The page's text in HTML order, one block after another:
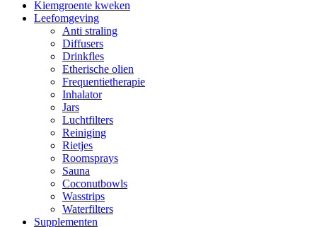
Kiemgroente kweken
Leefomgeving
Anti straling
Diffusers
Drinkfles
Etherische olien
Frequentietherapie
Inhalator
Jars
Luchtfilters
Reiniging
Rietjes
Roomsprays
Sauna
Coconutbowls
Wasstrips
Waterfilters
Supplementen